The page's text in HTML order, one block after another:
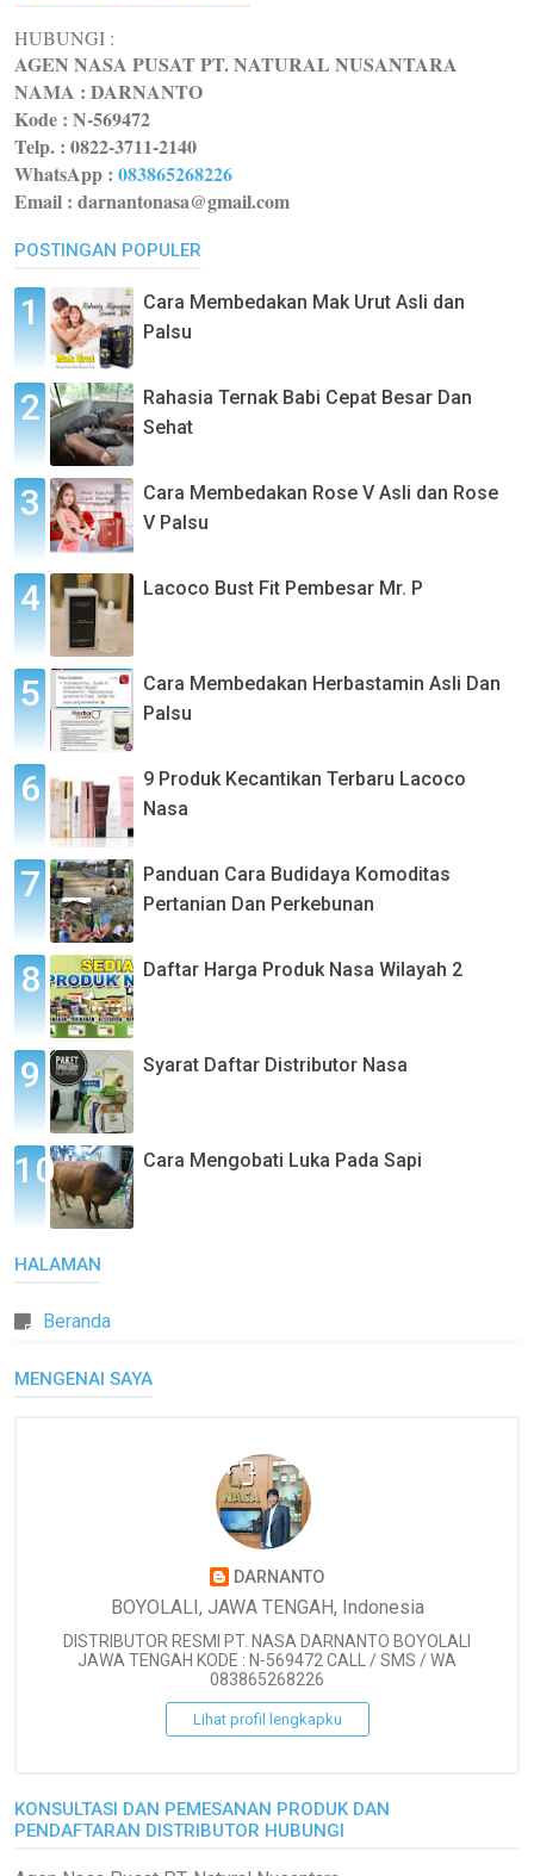
HUBUNGI :
AGEN NASA PUSAT PT. NATURAL NUSANTARA
NAMA : DARNANTO
Kode : N-569472
Telp. : 0822-3711-2140
WhatsApp : 083865268226
Email : darnantonasa@gmail.com
POSTINGAN POPULER
Cara Membedakan Mak Urut Asli dan
Palsu
Rahasia Ternak Babi Cepat Besar Dan
Sehat
Cara Membedakan Rose V Asli dan Rose
V Palsu
Lacoco Bust Fit Pembesar Mr. P
Cara Membedakan Herbastamin Asli Dan
Palsu
9 Produk Kecantikan Terbaru Lacoco
Nasa
Panduan Cara Budidaya Komoditas
Pertanian Dan Perkebunan
Daftar Harga Produk Nasa Wilayah 2
Syarat Daftar Distributor Nasa
Cara Mengobati Luka Pada Sapi
HALAMAN
Beranda
MENGENAI SAYA
DARNANTO
BOYOLALI, JAWA TENGAH, Indonesia
DISTRIBUTOR RESMI PT. NASA DARNANTO BOYOLALI
JAWA TENGAH KODE : N-569472 CALL / SMS / WA
083865268226
Lihat profil lengkapku
KONSULTASI DAN PEMESANAN PRODUK DAN
PENDAFTARAN DISTRIBUTOR HUBUNGI